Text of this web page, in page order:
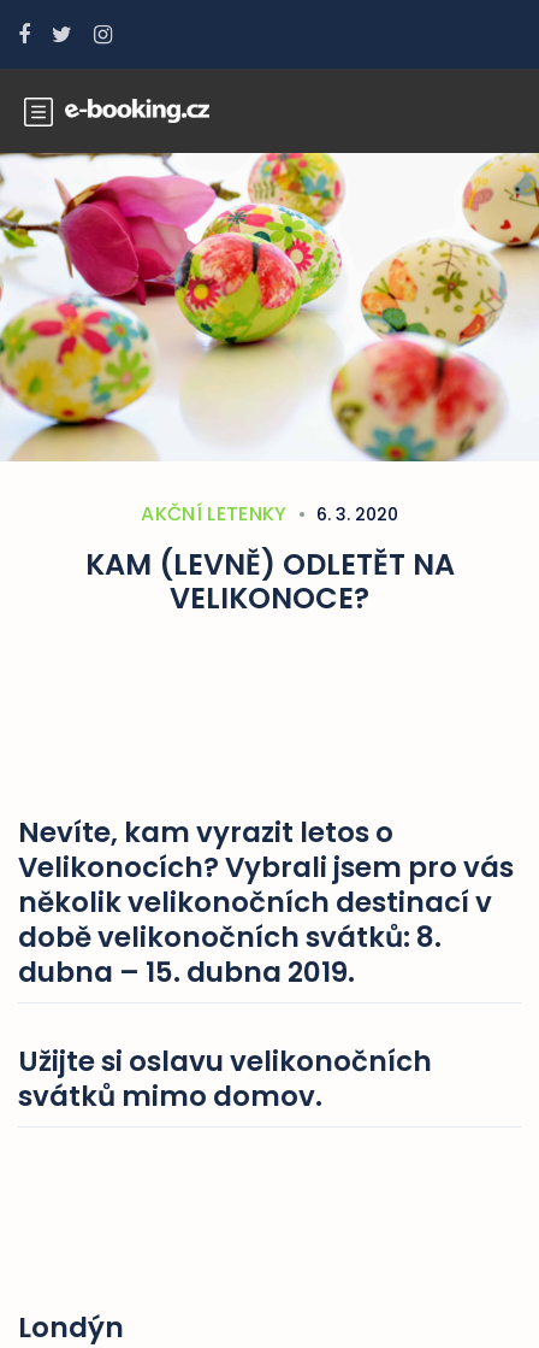
AKČNÍ LETENKY 6. 3. 2020
KAM (LEVNĚ) ODLETĚT NA
VELIKONOCE?
Nevíte, kam vyrazit letos o
Velikonocích? Vybrali jsem pro vás
několik velikonočních destinací v
době velikonočních svátků: 8.
dubna – 15. dubna 2019.
Užijte si oslavu velikonočních
svátků mimo domov.
Londýn